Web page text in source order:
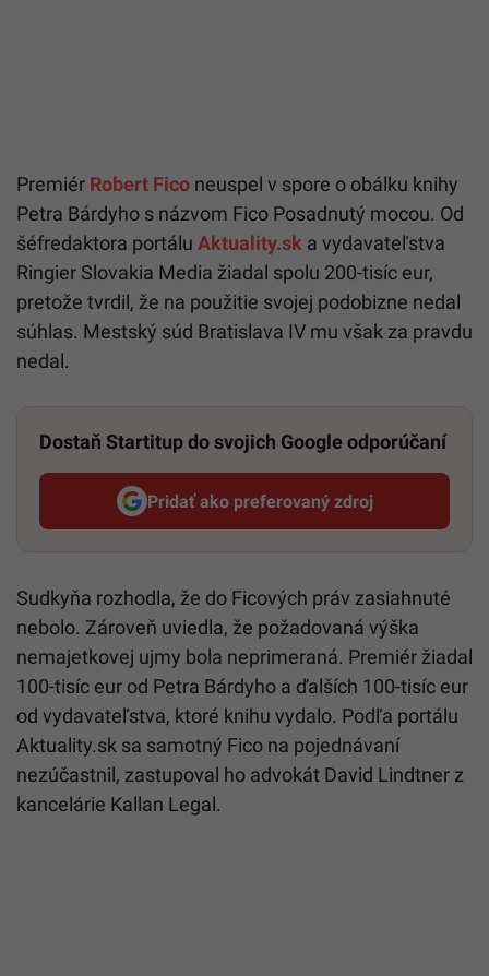
Premiér Robert Fico neuspel v spore o obálku knihy
Petra Bárdyho s názvom Fico Posadnutý mocou. Od
šéfredaktora portálu Aktuality.sk a vydavateľstva
Ringier Slovakia Media žiadal spolu 200-tisíc eur,
pretože tvrdil, že na použitie svojej podobizne nedal
súhlas. Mestský súd Bratislava IV mu však za pravdu
nedal.
Dostaň Startitup do svojich Google odporúčaní
Pridať ako preferovaný zdroj
Startitup, odkaz sa otvorí v
Sudkyňa rozhodla, že do Ficových práv zasiahnuté
nebolo. Zároveň uviedla, že požadovaná výška
nemajetkovej ujmy bola neprimeraná. Premiér žiadal
100-tisíc eur od Petra Bárdyho a ďalších 100-tisíc eur
od vydavateľstva, ktoré knihu vydalo. Podľa portálu
Aktuality.sk sa samotný Fico na pojednávaní
nezúčastnil, zastupoval ho advokát David Lindtner z
kancelárie Kallan Legal.